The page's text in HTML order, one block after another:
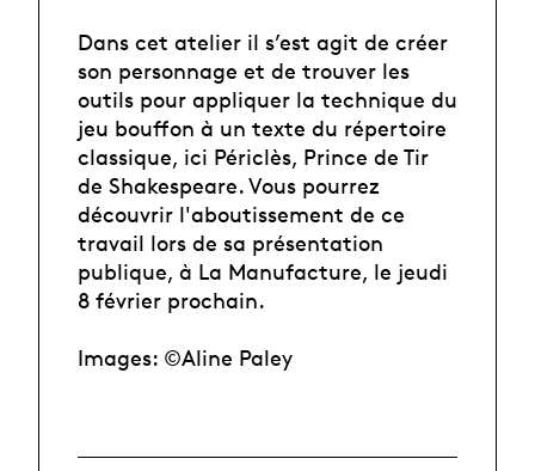
Dans cet atelier il s’est agit de créer
son personnage et de trouver les
outils pour appliquer la technique du
jeu bouffon à un texte du répertoire
classique, ici Périclès, Prince de Tir
de Shakespeare. Vous pourrez
découvrir l'aboutissement de ce
travail lors de sa présentation
publique, à La Manufacture, le jeudi
8 février prochain.
Images: ©Aline Paley